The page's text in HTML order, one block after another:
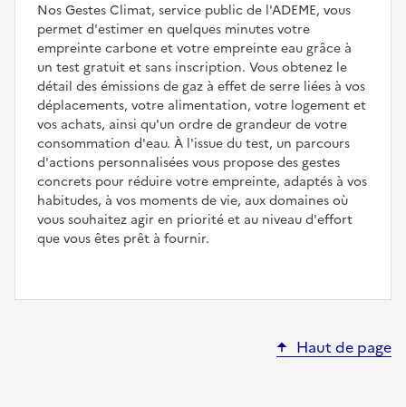
Nos Gestes Climat, service public de l'ADEME, vous
permet d'estimer en quelques minutes votre
empreinte carbone et votre empreinte eau grâce à
un test gratuit et sans inscription. Vous obtenez le
détail des émissions de gaz à effet de serre liées à vos
déplacements, votre alimentation, votre logement et
vos achats, ainsi qu'un ordre de grandeur de votre
consommation d'eau. À l'issue du test, un parcours
d'actions personnalisées vous propose des gestes
concrets pour réduire votre empreinte, adaptés à vos
habitudes, à vos moments de vie, aux domaines où
vous souhaitez agir en priorité et au niveau d'effort
que vous êtes prêt à fournir.
Haut de page